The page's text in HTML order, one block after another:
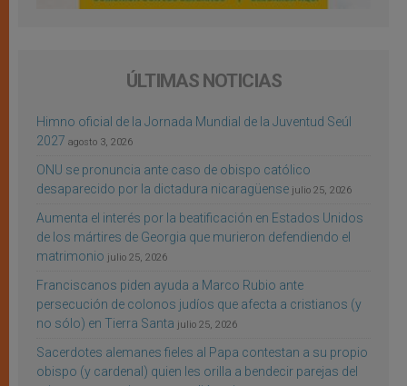
ÚLTIMAS NOTICIAS
Himno oficial de la Jornada Mundial de la Juventud Seúl
2027 agosto 3, 2026
ONU se pronuncia ante caso de obispo católico
desaparecido por la dictadura nicaragüense julio 25, 2026
Aumenta el interés por la beatificación en Estados Unidos
de los mártires de Georgia que murieron defendiendo el
matrimonio julio 25, 2026
Franciscanos piden ayuda a Marco Rubio ante
persecución de colonos judíos que afecta a cristianos (y
no sólo) en Tierra Santa julio 25, 2026
Sacerdotes alemanes fieles al Papa contestan a su propio
obispo (y cardenal) quien les orilla a bendecir parejas del